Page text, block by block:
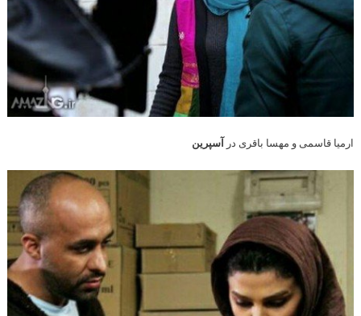
ارمیا قاسمی و مهسا باقری در آسپرین